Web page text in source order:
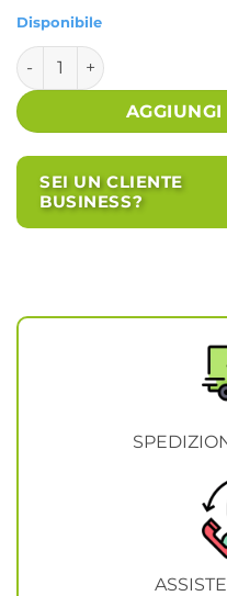
Disponibile
Lampada da Terra
Alternative:
SEI UN CLIENTE
BUSINESS?